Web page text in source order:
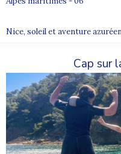
Nice, soleil et aventure
Cap sur